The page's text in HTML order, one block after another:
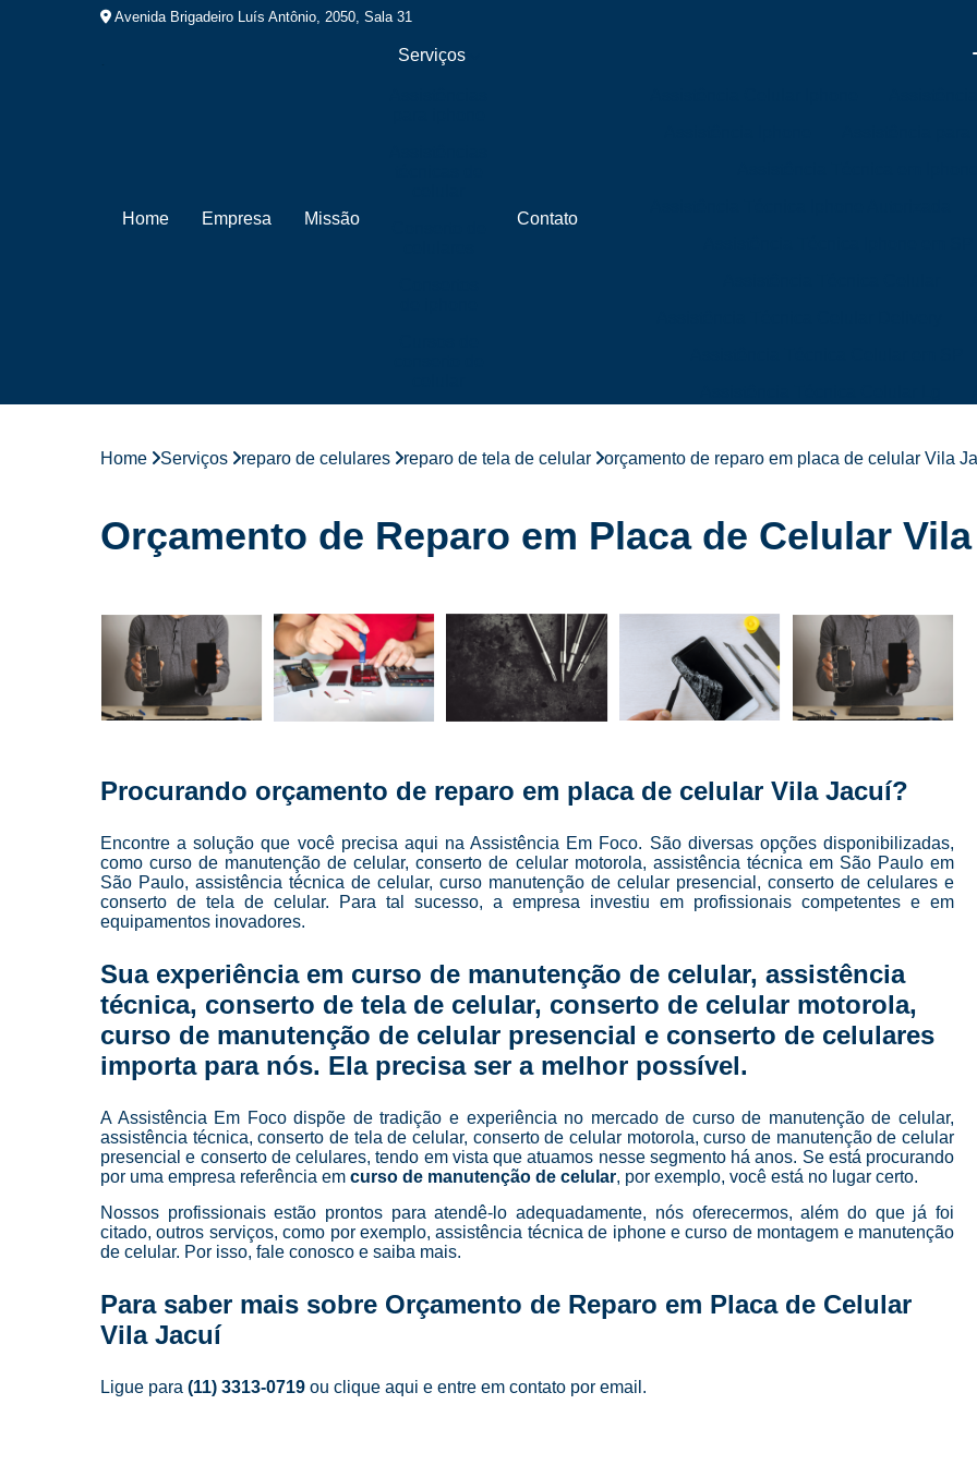
Avenida Brigadeiro Luís Antônio, 2050, Sala 31
Home Empresa Missão
Serviços
de celular
celulares
de celular
Cursos para
manutenção
de celulares
Loja de
Manutenção
Reparo de
celulares
Troca de
Contato
Assistência Técnica de Celular Próximo a
Conserto de Celular em SP
Conserto de Celular Perto de Mim
Conserto de Tela de Celular
Conserto de Tela de Iphone
Conserto Iphone em São Paulo
Conserto
Conserto
Conserto Tela Iphone X
Conserto
Curso Completo Manutenção
Curso Conserto e Manutenção de
Curso de Conserto de Celular em São
Curso de Manutenção e Conserto de Celular
Curso para Conserto de Celular
Curso Completo Manutenção e Conserto de
Curso de Manutenção de Celular Online
Curso de Manutenção em Celular
Curso Manutenção em Celular
Curso Técnico de Manutenção de Celular
Curso Completo
Curso Completo de Manutenção e Conserto
Home Serviços reparo de celulares reparo de tela de celular orçamento de reparo em placa de celular Vila
Orçamento de Reparo em Placa de Celular
Procurando orçamento de reparo em placa de celular Vila Jacuí?
Encontre a solução que você precisa aqui na Assistência Em Foco. São diversas opções disponibilizadas,
como curso de manutenção de celular, conserto de celular motorola, assistência técnica em São Paulo em
São Paulo, assistência técnica de celular, curso manutenção de celular presencial, conserto de celulares e
conserto de tela de celular. Para tal sucesso, a empresa investiu em profissionais competentes e em
equipamentos inovadores.
Sua experiência em curso de manutenção de celular, assistência
técnica, conserto de tela de celular, conserto de celular motorola,
curso de manutenção de celular presencial e conserto de celulares
importa para nós. Ela precisa ser a melhor possível.
A Assistência Em Foco dispõe de tradição e experiência no mercado de curso de manutenção de celular,
assistência técnica, conserto de tela de celular, conserto de celular motorola, curso de manutenção de celular
presencial e conserto de celulares, tendo em vista que atuamos nesse segmento há anos. Se está procurando
por uma empresa referência em curso de manutenção de celular, por exemplo, você está no lugar certo.
Nossos profissionais estão prontos para atendê-lo adequadamente, nós oferecermos, além do que já foi
citado, outros serviços, como por exemplo, assistência técnica de iphone e curso de montagem e manutenção
de celular. Por isso, fale conosco e saiba mais.
Para saber mais sobre Orçamento de Reparo em Placa de Celular
Vila Jacuí
Ligue para (11) 3313-0719 ou clique aqui e entre em contato por email.